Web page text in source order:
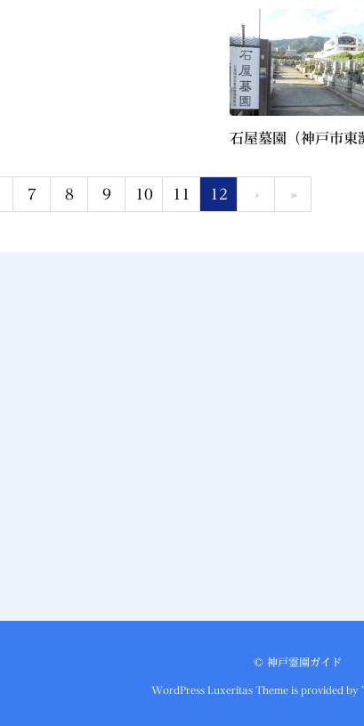
石屋墓園（神戸市東
7 8 9 10 11 12 › »
© 神戸霊園ガイド
WordPress Luxeritas Theme is provided by "